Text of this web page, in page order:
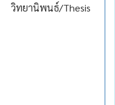
วิทยานิพนธ์/Thesis